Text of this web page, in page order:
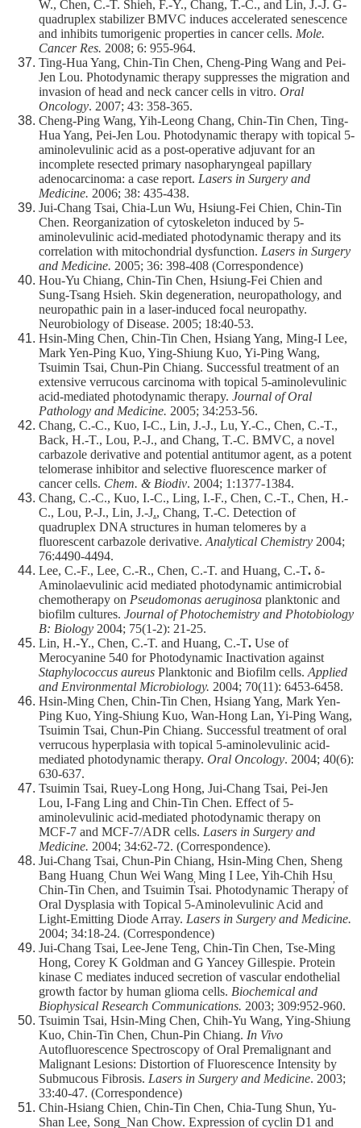
W., Chen, C.-T. Shieh, F.-Y., Chang, T.-C., and Lin, J.-J. G-
quadruplex stabilizer BMVC induces accelerated senescence
and inhibits tumorigenic properties in cancer cells. Mole.
Cancer Res. 2008; 6: 955-964.
Ting-Hua Yang, Chin-Tin Chen, Cheng-Ping Wang and Pei-
Jen Lou. Photodynamic therapy suppresses the migration and
invasion of head and neck cancer cells in vitro. Oral
Oncology. 2007; 43: 358-365.
Cheng-Ping Wang, Yih-Leong Chang, Chin-Tin Chen, Ting-
Hua Yang, Pei-Jen Lou. Photodynamic therapy with topical 5-
aminolevulinic acid as a post-operative adjuvant for an
incomplete resected primary nasopharyngeal papillary
adenocarcinoma: a case report. Lasers in Surgery and
Medicine. 2006; 38: 435-438.
Jui-Chang Tsai, Chia-Lun Wu, Hsiung-Fei Chien, Chin-Tin
Chen. Reorganization of cytoskeleton induced by 5-
aminolevulinic acid-mediated photodynamic therapy and its
correlation with mitochondrial dysfunction. Lasers in Surgery
and Medicine. 2005; 36: 398-408 (Correspondence)
Hou-Yu Chiang, Chin-Tin Chen, Hsiung-Fei Chien and
Sung-Tsang Hsieh. Skin degeneration, neuropathology, and
neuropathic pain in a laser-induced focal neuropathy.
Neurobiology of Disease. 2005; 18:40-53.
Hsin-Ming Chen, Chin-Tin Chen, Hsiang Yang, Ming-I Lee,
Mark Yen-Ping Kuo, Ying-Shiung Kuo, Yi-Ping Wang,
Tsuimin Tsai, Chun-Pin Chiang. Successful treatment of an
extensive verrucous carcinoma with topical 5-aminolevulinic
acid-mediated photodynamic therapy. Journal of Oral
Pathology and Medicine. 2005; 34:253-56.
Chang, C.-C., Kuo, I-C., Lin, J.-J., Lu, Y.-C., Chen, C.-T.,
Back, H.-T., Lou, P.-J., and Chang, T.-C. BMVC, a novel
carbazole derivative and potential antitumor agent, as a potent
telomerase inhibitor and selective fluorescence marker of
cancer cells. Chem. & Biodiv. 2004; 1:1377-1384.
Chang, C.-C., Kuo, I.-C., Ling, I.-F., Chen, C.-T., Chen, H.-
C., Lou, P.-J., Lin, J.-J., Chang, T.-C. Detection of
quadruplex DNA structures in human telomeres by a
fluorescent carbazole derivative. Analytical Chemistry 2004;
76:4490-4494.
Lee, C.-F., Lee, C.-R., Chen, C.-T. and Huang, C.-T. δ-
Aminolaevulinic acid mediated photodynamic antimicrobial
chemotherapy on Pseudomonas aeruginosa planktonic and
biofilm cultures. Journal of Photochemistry and Photobiology
B: Biology 2004; 75(1-2): 21-25.
Lin, H.-Y., Chen, C.-T. and Huang, C.-T. Use of
Merocyanine 540 for Photodynamic Inactivation against
Staphylococcus aureus Planktonic and Biofilm cells. Applied
and Environmental Microbiology. 2004; 70(11): 6453-6458.
Hsin-Ming Chen, Chin-Tin Chen, Hsiang Yang, Mark Yen-
Ping Kuo, Ying-Shiung Kuo, Wan-Hong Lan, Yi-Ping Wang,
Tsuimin Tsai, Chun-Pin Chiang. Successful treatment of oral
verrucous hyperplasia with topical 5-aminolevulinic acid-
mediated photodynamic therapy. Oral Oncology. 2004; 40(6):
630-637.
Tsuimin Tsai, Ruey-Long Hong, Jui-Chang Tsai, Pei-Jen
Lou, I-Fang Ling and Chin-Tin Chen. Effect of 5-
aminolevulinic acid-mediated photodynamic therapy on
MCF-7 and MCF-7/ADR cells. Lasers in Surgery and
Medicine. 2004; 34:62-72. (Correspondence).
Jui-Chang Tsai, Chun-Pin Chiang, Hsin-Ming Chen, Sheng
Bang Huang, Chun Wei Wang, Ming I Lee, Yih-Chih Hsu,
Chin-Tin Chen, and Tsuimin Tsai. Photodynamic Therapy of
Oral Dysplasia with Topical 5-Aminolevulinic Acid and
Light-Emitting Diode Array. Lasers in Surgery and Medicine.
2004; 34:18-24. (Correspondence)
Jui-Chang Tsai, Lee-Jene Teng, Chin-Tin Chen, Tse-Ming
Hong, Corey K Goldman and G Yancey Gillespie. Protein
kinase C mediates induced secretion of vascular endothelial
growth factor by human glioma cells. Biochemical and
Biophysical Research Communications. 2003; 309:952-960.
Tsuimin Tsai, Hsin-Ming Chen, Chih-Yu Wang, Ying-Shiung
Kuo, Chin-Tin Chen, Chun-Pin Chiang. In Vivo
Autofluorescence Spectroscopy of Oral Premalignant and
Malignant Lesions: Distortion of Fluorescence Intensity by
Submucous Fibrosis. Lasers in Surgery and Medicine. 2003;
33:40-47. (Correspondence)
Chin-Hsiang Chien, Chin-Tin Chen, Chia-Tung Shun, Yu-
Shan Lee, Song_Nan Chow. Expression of cyclin D1 and